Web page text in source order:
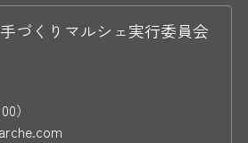
づくりマルシェ実行委員会
）